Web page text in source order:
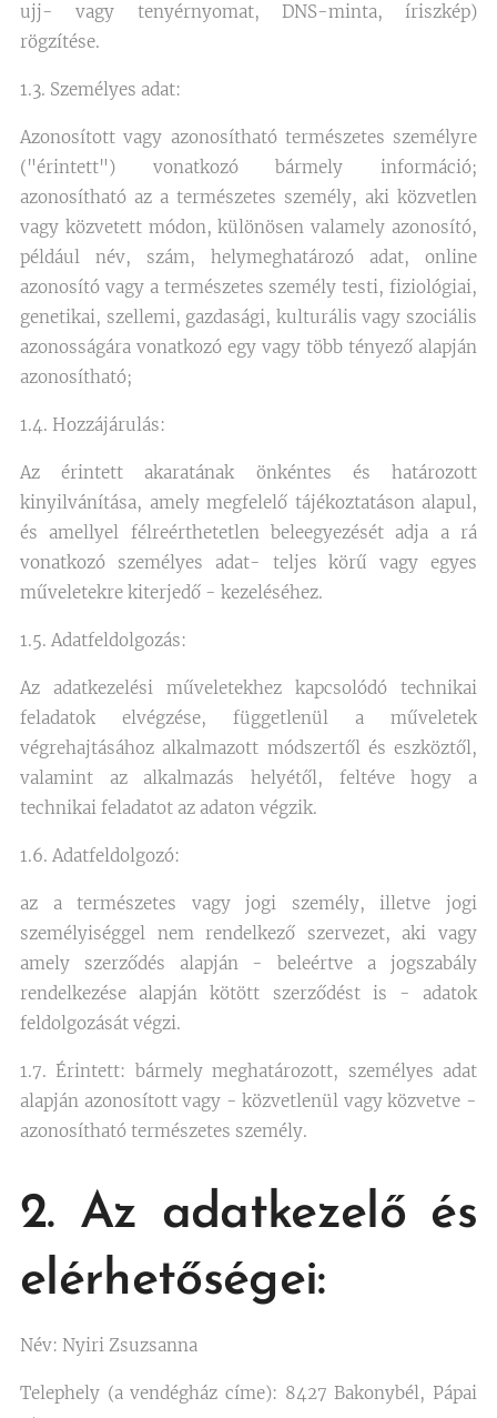
ujj- vagy tenyérnyomat, DNS-minta, íriszkép)
rögzítése.
1.3. Személyes adat:
Azonosított vagy azonosítható természetes személyre
("érintett") vonatkozó bármely információ;
azonosítható az a természetes személy, aki közvetlen
vagy közvetett módon, különösen valamely azonosító,
például név, szám, helymeghatározó adat, online
azonosító vagy a természetes személy testi, fiziológiai,
genetikai, szellemi, gazdasági, kulturális vagy szociális
azonosságára vonatkozó egy vagy több tényező alapján
azonosítható;
1.4. Hozzájárulás:
Az érintett akaratának önkéntes és határozott
kinyilvánítása, amely megfelelő tájékoztatáson alapul,
és amellyel félreérthetetlen beleegyezését adja a rá
vonatkozó személyes adat- teljes körű vagy egyes
műveletekre kiterjedő - kezeléséhez.
1.5. Adatfeldolgozás:
Az adatkezelési műveletekhez kapcsolódó technikai
feladatok elvégzése, függetlenül a műveletek
végrehajtásához alkalmazott módszertől és eszköztől,
valamint az alkalmazás helyétől, feltéve hogy a
technikai feladatot az adaton végzik.
1.6. Adatfeldolgozó:
az a természetes vagy jogi személy, illetve jogi
személyiséggel nem rendelkező szervezet, aki vagy
amely szerződés alapján - beleértve a jogszabály
rendelkezése alapján kötött szerződést is - adatok
feldolgozását végzi.
1.7. Érintett: bármely meghatározott, személyes adat
alapján azonosított vagy - közvetlenül vagy közvetve -
azonosítható természetes személy.
2. Az adatkezelő és
elérhetőségei:
Név: Nyiri Zsuzsanna
Telephely (a vendégház címe): 8427 Bakonybél, Pápai